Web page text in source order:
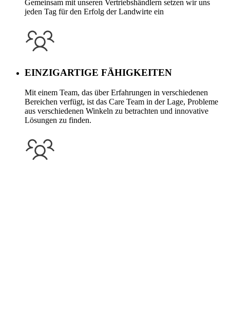
Gemeinsam mit unseren Vertriebshändlern setzen wir uns
jeden Tag für den Erfolg der Landwirte ein
EINZIGARTIGE FÄHIGKEITEN
Mit einem Team, das über Erfahrungen in verschiedenen
Bereichen verfügt, ist das Care Team in der Lage, Probleme
aus verschiedenen Winkeln zu betrachten und innovative
Lösungen zu finden.